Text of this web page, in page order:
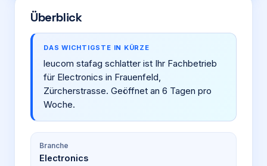
Überblick
DAS WICHTIGSTE IN KÜRZE
leucom stafag schlatter ist Ihr Fachbetrieb
für Electronics in Frauenfeld,
Zürcherstrasse. Geöffnet an 6 Tagen pro
Woche.
Branche
Electronics